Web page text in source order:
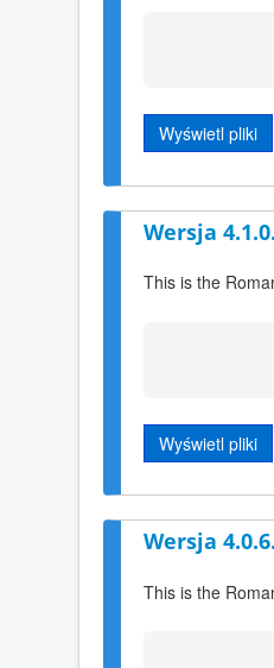
Wyświetl pliki
Wersja
This is the
Wyświetl pliki
Wersja
This is the